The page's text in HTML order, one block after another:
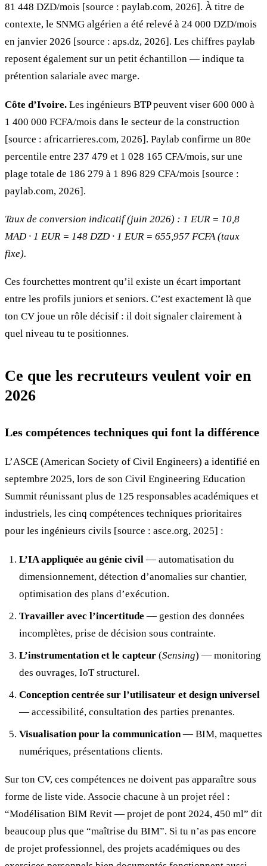
81 448 DZD/mois [source : paylab.com, 2026]. À titre de
contexte, le SNMG algérien a été relevé à 24 000 DZD/mois
en janvier 2026 [source : aps.dz, 2026]. Les chiffres paylab
reposent également sur un petit échantillon — indique ta
prétention salariale avec marge.
Côte d’Ivoire. Les ingénieurs BTP peuvent viser 600 000 à
1 400 000 FCFA/mois dans le secteur de la construction
[source : africarrieres.com, 2026]. Paylab confirme un 80e
percentile entre 237 479 et 1 028 165 CFA/mois, sur une
plage totale de 186 279 à 1 896 829 CFA/mois [source :
paylab.com, 2026].
Taux de conversion indicatif (juin 2026) : 1 EUR = 10,8
MAD · 1 EUR = 148 DZD · 1 EUR = 655,957 FCFA (taux
fixe).
Ces fourchettes montrent qu’il existe un écart important
entre les profils juniors et seniors. C’est exactement là que
ton CV joue un rôle décisif : il doit signaler clairement à
quel niveau tu te positionnes.
Ce que les recruteurs veulent voir en
2026
Les compétences techniques qui font la différence
L’ASCE (American Society of Civil Engineers) a identifié en
septembre 2025, lors de son Civil Engineering Education
Summit réunissant plus de 125 responsables académiques et
industriels, les cinq compétences techniques prioritaires
pour les ingénieurs civils [source : asce.org, 2025] :
L’IA appliquée au génie civil — automatisation du
dimensionnement, détection d’anomalies sur chantier,
optimisation des plans d’exécution.
Travailler avec l’incertitude — gestion des données
incomplètes, prise de décision sous contrainte.
L’instrumentation et le capteur (Sensing) — monitoring
des ouvrages, IoT structurel.
Conception centrée sur l’utilisateur et design universel
— accessibilité, consultation des parties prenantes.
Visualisation pour la communication — BIM, maquettes
numériques, présentations clients.
Sur ton CV, ces compétences ne doivent pas apparaître sous
forme de liste vide. Associe chacune à un projet réel :
“Modélisation BIM Revit — projet de pont 2024, 450 ml” dit
beaucoup plus que “maîtrise du BIM”. Si tu n’as pas encore
de projet professionnel, des projets académiques ou des